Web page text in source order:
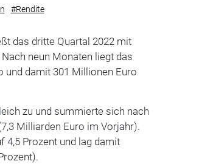
#Rendite
das dritte Quartal 2022 mit
neun Monaten liegt das
und damit 301 Millionen Euro
zu und summierte sich nach
Milliarden Euro im Vorjahr).
4,5 Prozent und lag damit